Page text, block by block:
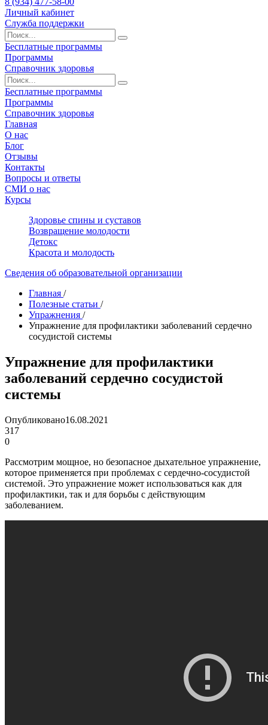
Личный кабинет
Служба поддержки
Бесплатные программы
Программы
Справочник здоровья
Бесплатные программы
Программы
Справочник здоровья
Главная
О нас
Блог
Отзывы
Контакты
Вопросы и ответы
СМИ о нас
Курсы
Здоровье спины и суставов
Возвращение молодости
Детокс
Красота и молодость
Сведения об образовательной организации
Главная /
Полезные статьи /
Упражнения /
Упражнение для профилактики заболеваний сердечно
сосудистой системы
Упражнение для профилактики
заболеваний сердечно сосудистой
системы
Опубликовано16.08.2021
317
0
Рассмотрим мощное, но безопасное дыхательное упражнение,
которое применяется при проблемах с сердечно-сосудистой
системой. Это упражнение может использоваться как для
профилактики, так и для борьбы с действующим
заболеванием.